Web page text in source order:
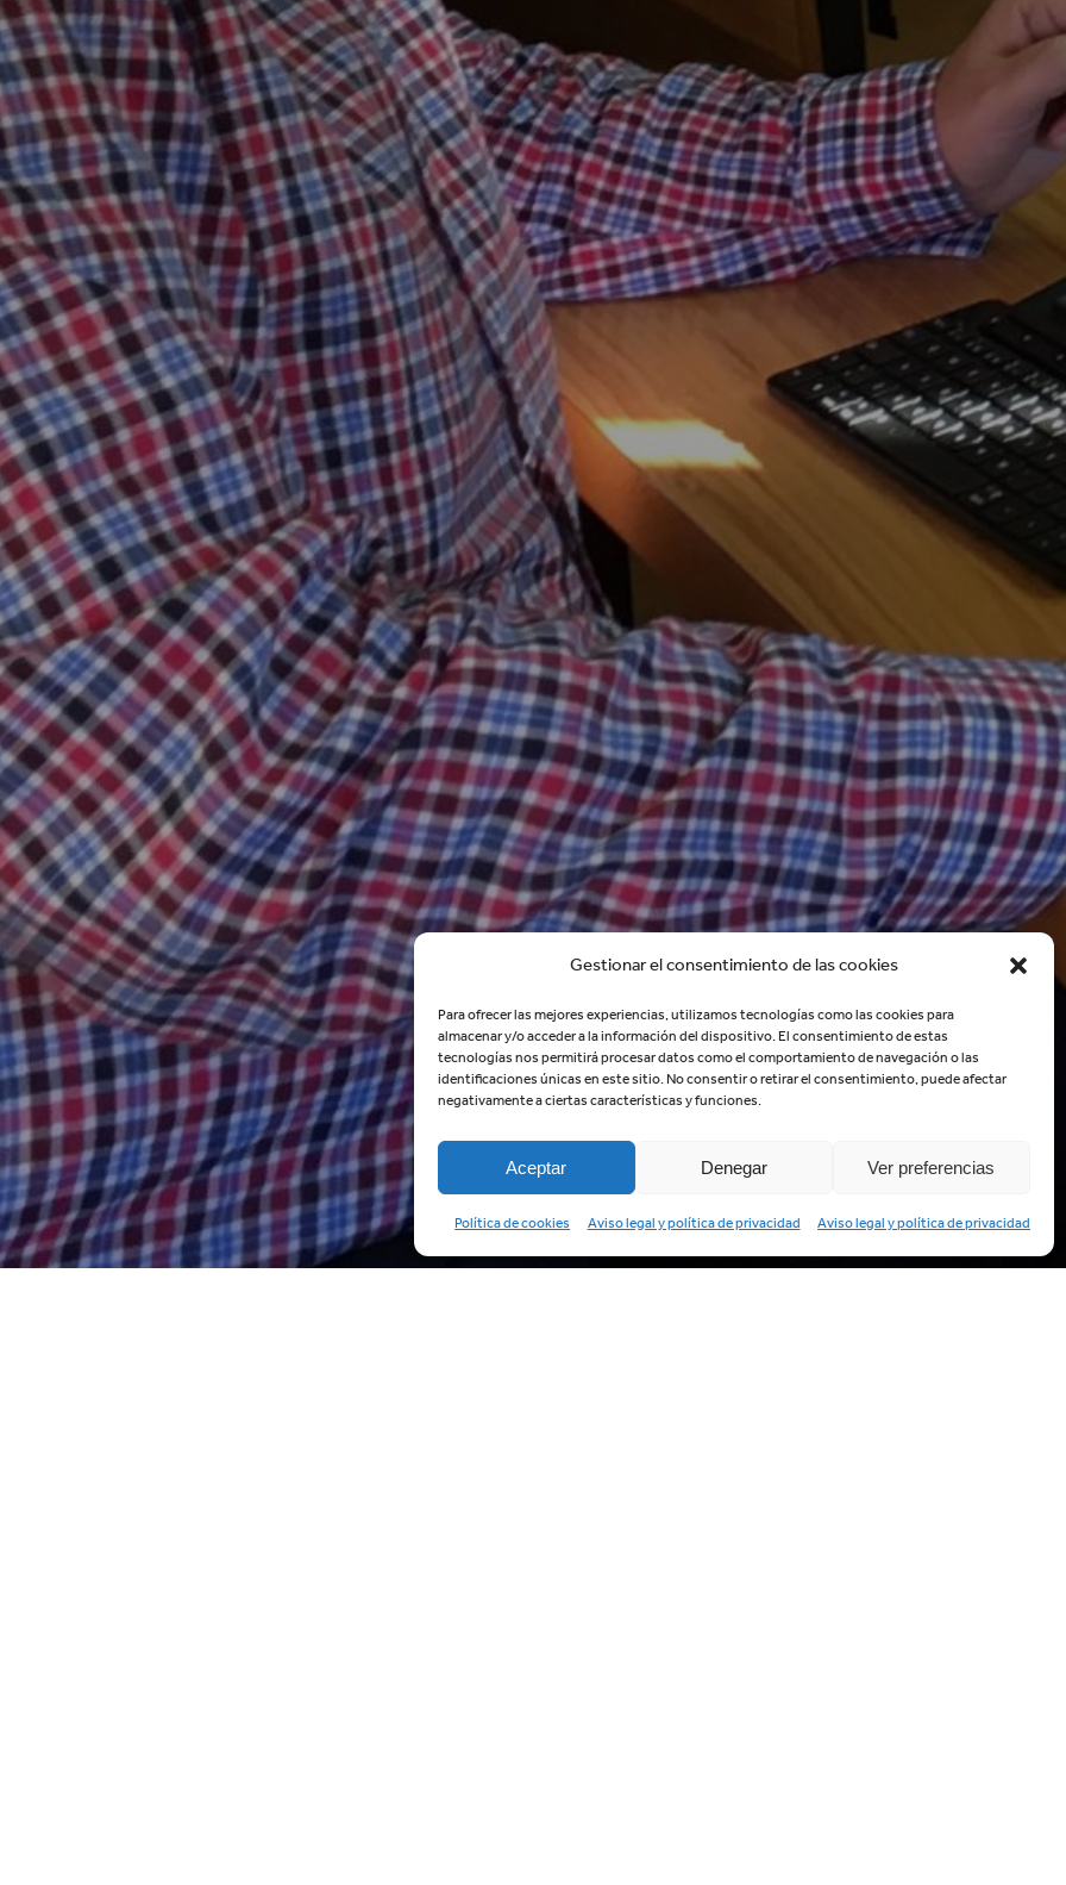
Gestionar el consentimiento de las cookies
Para ofrecer las mejores experiencias, utilizamos tecnologías como las cookies para
almacenar y/o acceder a la información del dispositivo. El consentimiento de estas
tecnologías nos permitirá procesar datos como el comportamiento de navegación o las
identificaciones únicas en este sitio. No consentir o retirar el consentimiento, puede afectar
negativamente a ciertas características y funciones.
Aceptar Denegar Ver preferencias
Política de cookies Aviso legal y política de privacidad Aviso legal y política de privacidad